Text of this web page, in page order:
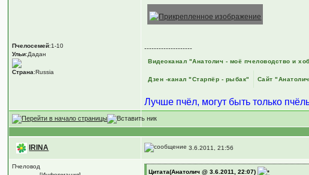
Пчелосемей:1-10
Ульи:Дадан
Страна:Russia
--------------------
Видеоканал "Анатолич - моё пчеловодство и
Дзен -канал "Старпёр - рыбак" Сайт
Лучше пчёл, могут быть только
IRINA 3.6.2011, 21:56
Пчеловод
Цитата(Анатолич @ 3.6.2011, 22:07)